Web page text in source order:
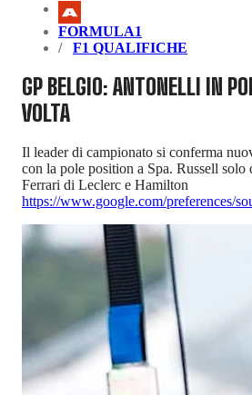
FORMULA1
F1 QUALIFICHE
GP BELGIO: ANTONELLI IN
VOLTA
Il leader di campionato si conferma
con la pole position a Spa. Russell solo
Ferrari di Leclerc e Hamilton
https://www.google.com/preferences/